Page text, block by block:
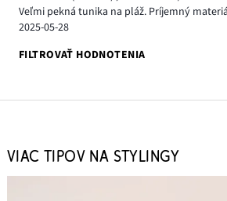
Veľmi pekná tunika na pláž. Príjemný
2025-05-28
FILTROVAŤ HODNOTENIA
VIAC TIPOV NA STYLINGY